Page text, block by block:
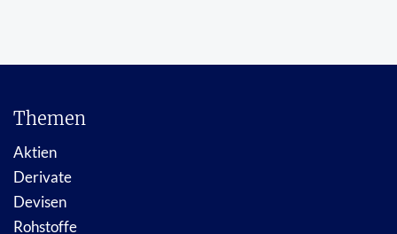
Themen
Aktien
Derivate
Devisen
Rohstoffe